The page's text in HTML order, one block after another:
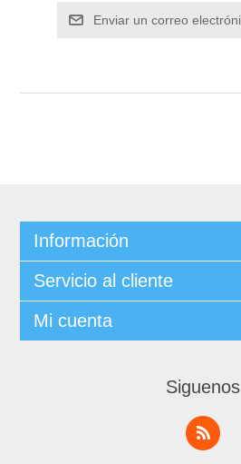
Información
Servicio al cliente
Mi cuenta
Siguenos